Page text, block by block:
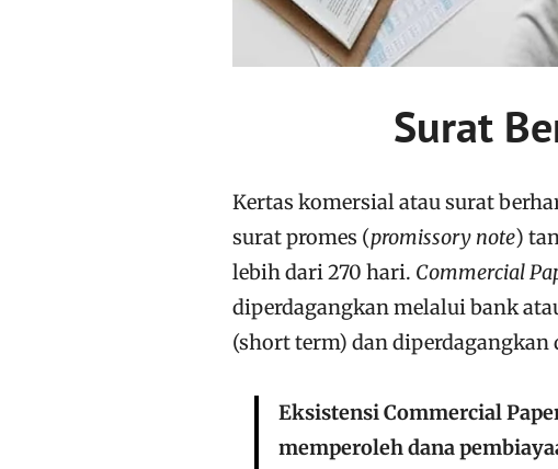
Surat
Kertas komersial atau surat
surat promes (promissory note)
lebih dari 270 hari. Commercial
diperdagangkan melalui bank
(short term) dan
Eksistensi Commercial
memperoleh dana